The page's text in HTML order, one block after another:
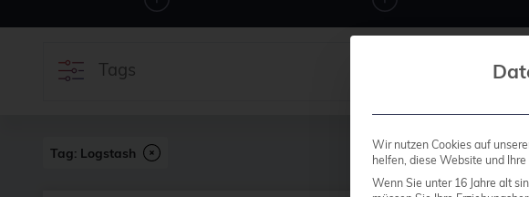
Tags
Tag: Logstash
Wir nutzen Cookies auf
helfen, diese Website und
Wenn Sie unter 16 Jahre alt